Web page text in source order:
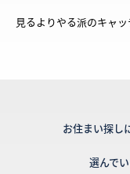
見るよりやる派のキャ
お住まい探し
選んで